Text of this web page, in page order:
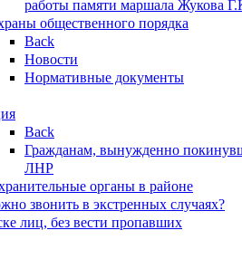
работы памяти маршала Жукова
общественного порядка
Back
Новости
Нормативные документы
Back
Гражданам, вынужденно
ЛНР
органы в районе
звонить в экстренных случаях?
лиц, без вести пропавших